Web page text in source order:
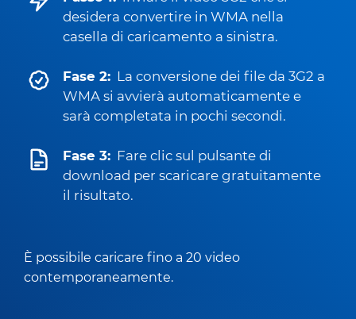
desidera convertire in WMA nella
casella di caricamento a sinistra.
Fase 2: La conversione dei file da 3G2 a
WMA si avvierà automaticamente e
sarà completata in pochi secondi.
Fase 3: Fare clic sul pulsante di
download per scaricare gratuitamente
il risultato.
È possibile caricare fino a 20 video
contemporaneamente.